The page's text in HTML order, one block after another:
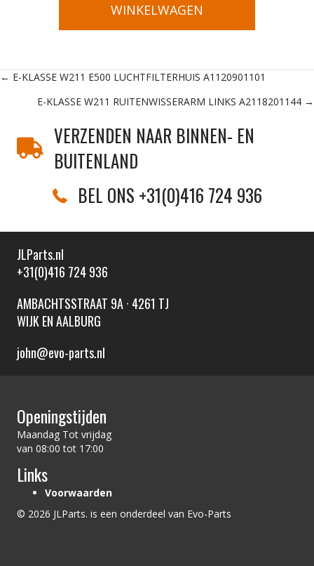
WINKELWAGEN
Posts
navigation
← E-KLASSE W211 E500 LUCHTFILTERHUIS A1120901101
E-KLASSE W211 RUITENWISSERARM LINKS A2118201144 →
VERZENDEN NAAR BINNEN- EN
BUITENLAND
BEL ONS +31(0)416 724 936
JLParts.nl
+31(0)416 724 936
AMBACHTSSTRAAT 9A · 4261 TJ
WIJK EN AALBURG
john@evo-parts.nl
Openingstijden
Maandag Tot vrijdag
van 08:00 tot 17:00
Links
Voorwaarden
© 2026 JLParts. is een onderdeel van Evo-Parts